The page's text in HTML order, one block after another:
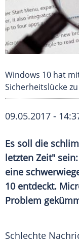
Windows 10 hat
Sicherheitslücke
09.05.2017 -
Es soll die
letzten Zeit"
eine
10 entdeckt.
Problem
Schlechte